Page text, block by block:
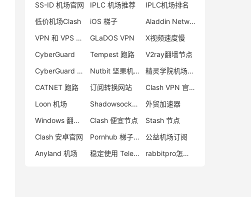
SS-ID 机场官网 IPLC 机场推荐
IPLC机场排名
低价机场Clash
iOS 梯子
Aladdin Network
VPN 和 VPS 区别
GLaDOS VPN
X视频速度慢
CyberGuard
Tempest 跑路
V2ray翻墙节点
CyberGuard 机场怎么样
Nutbit 坚果机场
精灵学院机场怎么样
CATNET 跑路
订阅转换网站
Clash VPN 官网
Loon 机场
Shadowsocks 香港节点
外贸加速器
Windows 翻墙软件下载
Clash 便宜节点
Stash 节点
Clash 安卓官网
Pornhub 梯子推荐
公益机场订阅
Anyland 机场
稳定使用 Telegram 方法 rabbitpro怎么样